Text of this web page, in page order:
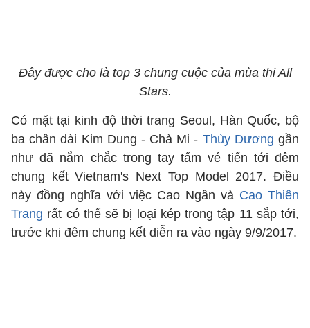
Đây được cho là top 3 chung cuộc của mùa thi All
Stars.
Có mặt tại kinh độ thời trang Seoul, Hàn Quốc, bộ
ba chân dài Kim Dung - Chà Mi - Thùy Dương gần
như đã nắm chắc trong tay tấm vé tiến tới đêm
chung kết Vietnam's Next Top Model 2017. Điều
này đồng nghĩa với việc Cao Ngân và Cao Thiên
Trang rất có thể sẽ bị loại kép trong tập 11 sắp tới,
trước khi đêm chung kết diễn ra vào ngày 9/9/2017.